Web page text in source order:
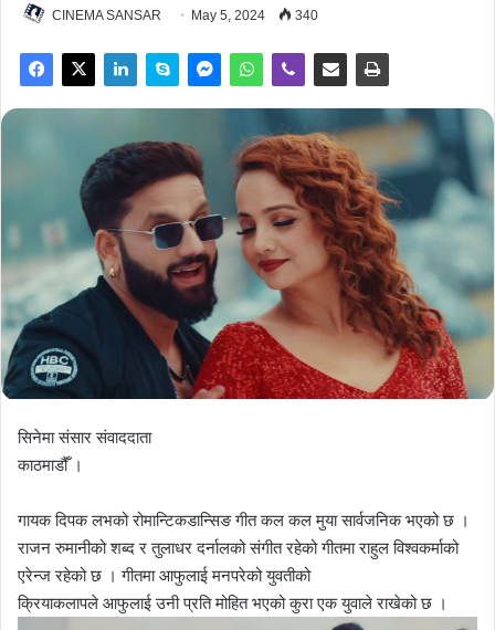
CINEMA SANSAR May 5, 2024 340
सिनेमा संसार संवाददाता
काठमाडौंँ ।
गायक दिपक लभको रोमान्टिकडान्सिङ गीत कल कल मुया सार्वजनिक भएको छ ।
राजन रुमानीको शब्द र तुलाधर दर्नालको संगीत रहेको गीतमा राहुल विश्वकर्माको
एरेन्ज रहेको छ । गीतमा आफुलाई मनपरेको युवतीको
क्रियाकलापले आफुलाई उनी प्रति मोहित भएको कुरा एक युवाले राखेको छ ।